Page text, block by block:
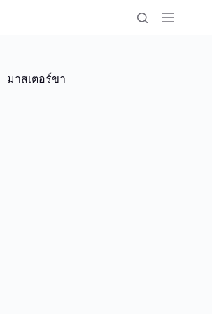
มาสเตอร์ขา